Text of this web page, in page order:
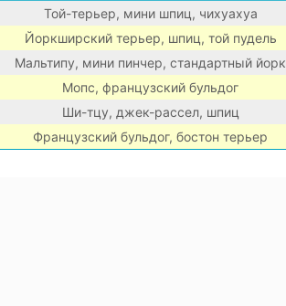
Той-терьер, мини шпиц, чихуахуа
Йоркширский терьер, шпиц, той пудель
Мальтипу, мини пинчер, стандартный йорк
Мопс, французский бульдог
Ши-тцу, джек-рассел, шпиц
Французский бульдог, бостон терьер